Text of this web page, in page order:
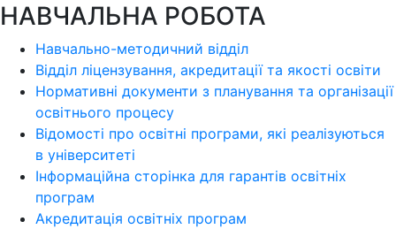
НАВЧАЛЬНА РОБОТА
Навчально-методичний відділ
Відділ ліцензування, акредитації та якості освіти
Нормативні документи з планування та організації
освітнього процесу
Відомості про освітні програми, які реалізуються
в університеті
Інформаційна сторінка для гарантів освітніх
програм
Акредитація освітніх програм